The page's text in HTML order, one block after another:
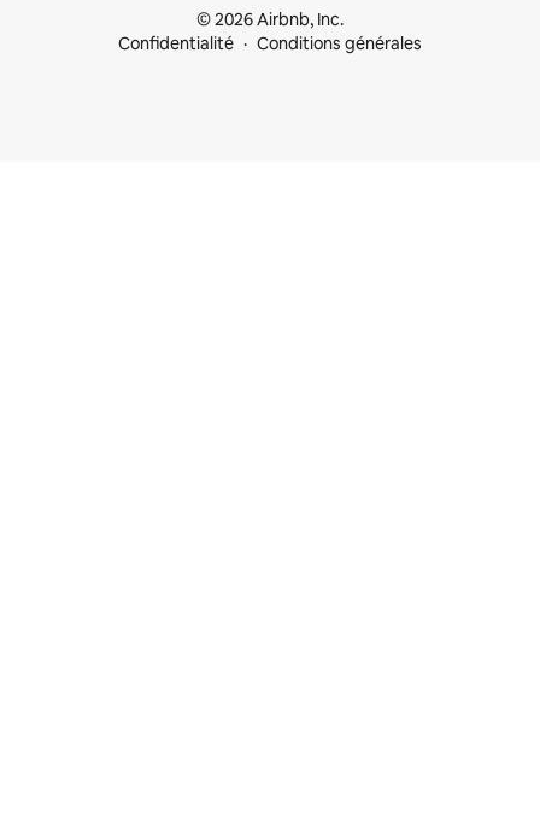
© 2026 Airbnb, Inc.
Confidentialité
Conditions générales